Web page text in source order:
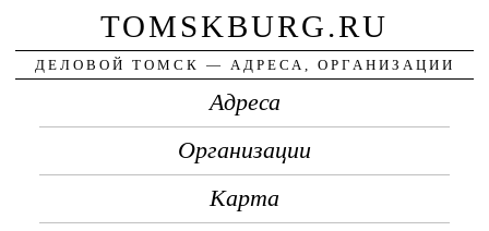
TOMSKBURG.RU
ДЕЛОВОЙ ТОМСК — АДРЕСА, ОРГАНИЗАЦИИ
Адреса
Организации
Карта